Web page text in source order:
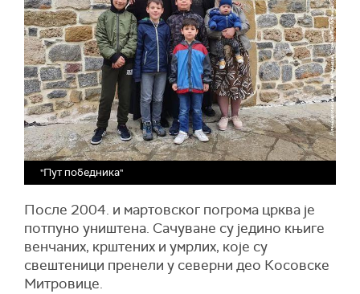
"Пут победника"
После 2004. и мартовског погрома црква је
потпуно уништена. Сачуване су једино књиге
венчаних, крштених и умрлих, које су
свештеници пренели у северни део Косовске
Митровице.